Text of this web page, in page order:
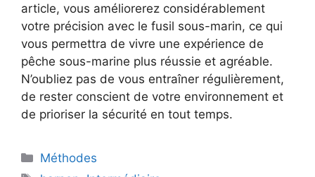
article, vous améliorerez considérablement
votre précision avec le fusil sous-marin, ce qui
vous permettra de vivre une expérience de
pêche sous-marine plus réussie et agréable.
N’oubliez pas de vous entraîner régulièrement,
de rester conscient de votre environnement et
de prioriser la sécurité en tout temps.
Catégories
Méthodes